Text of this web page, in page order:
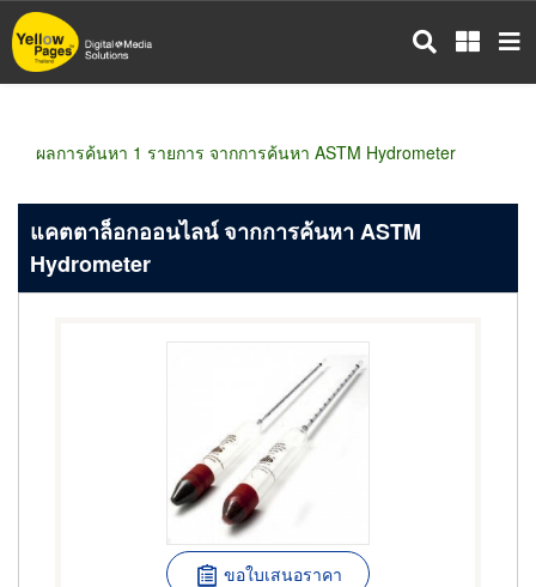
ข้าม
ไป
ผลการค้นหา 1 รายการ จากการค้นหา ASTM Hydrometer
แคตตาล็อกออนไลน์ จากการค้นหา ASTM
Hydrometer
ขอใบเสนอราคา